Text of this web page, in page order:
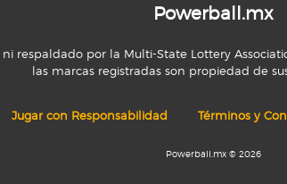
Powerball.mx
por la Multi-State Lottery
las marcas registradas son propiedad de
Jugar con Responsabilidad Términos y
Powerball.mx © 2026